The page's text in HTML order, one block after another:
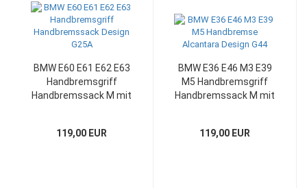
BMW E60 E61 E62 E63
Handbremsgriff
Handbremssack M mit
119,00 EUR
BMW E36 E46 M3 E39
M5 Handbremsgriff
Handbremssack M mit
119,00 EUR